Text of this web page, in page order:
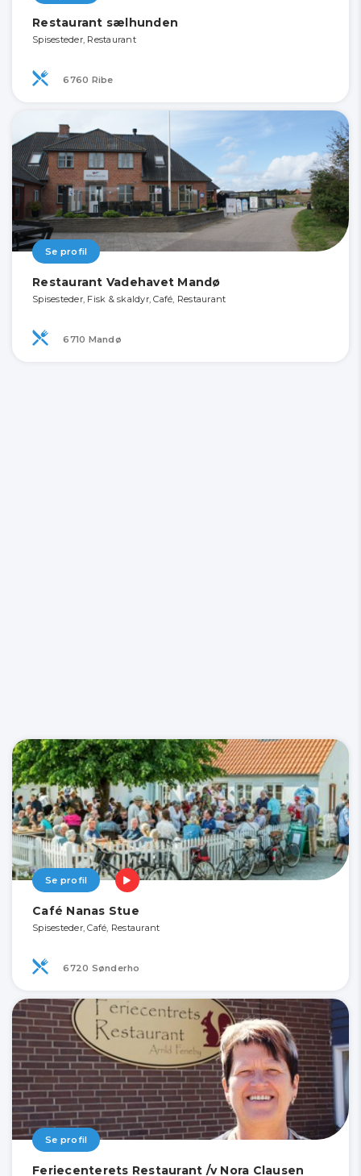
Restaurant sælhunden
Spisesteder, Restaurant
6760 Ribe
Se profil
Restaurant Vadehavet Mandø
Spisesteder, Fisk & skaldyr, Café, Restaurant
6710 Mandø
Se profil
Café Nanas Stue
Spisesteder, Café, Restaurant
6720 Sønderho
Se profil
Feriecenterets Restaurant /v Nora Clausen